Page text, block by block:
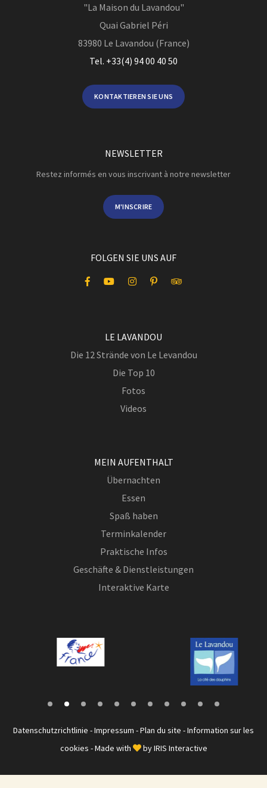
"La Maison du Lavandou"
Quai Gabriel Péri
83980 Le Lavandou (France)
Tel. +33(4) 94 00 40 50
KONTAKTIEREN SIE UNS
NEWSLETTER
Restez informés en vous inscrivant à notre newsletter
M'INSCRIRE
FOLGEN SIE UNS AUF
LE LAVANDOU
Die 12 Strände von Le Levandou
Die Top 10
Fotos
Videos
MEIN AUFENTHALT
Übernachten
Essen
Spaß haben
Terminkalender
Praktische Infos
Geschäfte & Dienstleistungen
Interaktive Karte
Datenschutzrichtlinie -Impressum -Plan du site -Information sur les
cookies - Made with byIRIS Interactive